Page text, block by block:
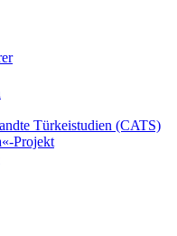
Türkeistudien (CATS)
Projekt